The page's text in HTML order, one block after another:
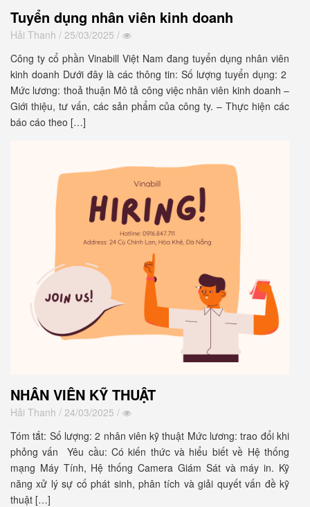
Tuyển dụng nhân viên kinh doanh
Hải Thanh / 25/03/2025 /
Công ty cổ phần Vinabill Việt Nam đang tuyển dụng nhân viên
kinh doanh Dưới đây là các thông tin: Số lượng tuyển dụng: 2
Mức lương: thoả thuận Mô tả công việc nhân viên kinh doanh –
Giới thiệu, tư vấn, các sản phẩm của công ty. – Thực hiện các
báo cáo theo […]
NHÂN VIÊN KỸ THUẬT
Hải Thanh / 24/03/2025 /
Tóm tắt: Số lượng: 2 nhân viên kỹ thuật Mức lương: trao đổi khi
phỏng vấn Yêu cầu: Có kiến thức và hiểu biết về Hệ thống
mạng Máy Tính, Hệ thống Camera Giám Sát và máy in. Kỹ
năng xử lý sự cố phát sinh, phân tích và giải quyết vấn đề kỹ
thuật […]